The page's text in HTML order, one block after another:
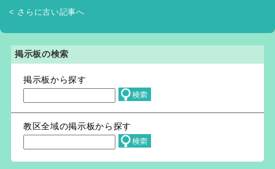
< さらに古い記事へ
掲示板の検索
掲示板から探す
教区全域の掲示板から探す